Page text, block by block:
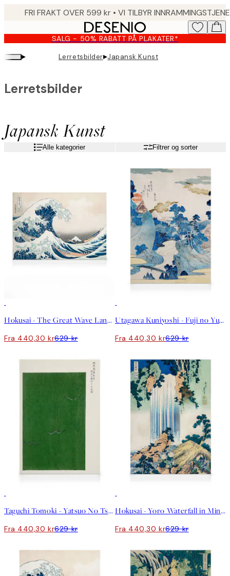
content.
SALG - 50% RABATT PÅ PLAKATER*
▸ Lerretsbilder▸Japansk Kunst
Japansk Kunst
Lerretsbilder
Alle kategorier Filtrer og sorter
Hokusai - The Great Wave Landscape Lerret
Fra 440,30 kr629 kr
Utagawa Kuniyoshi - Fuji no Yukei Lerret
Fra 440,30 kr629 kr
Taguchi Tomoki - Yatsuo No Tsubaki Green Lerret
Fra 440,30 kr629 kr
Hokusai - Yoro Waterfall in Mino Province Lerret
Fra 440,30 kr629 kr